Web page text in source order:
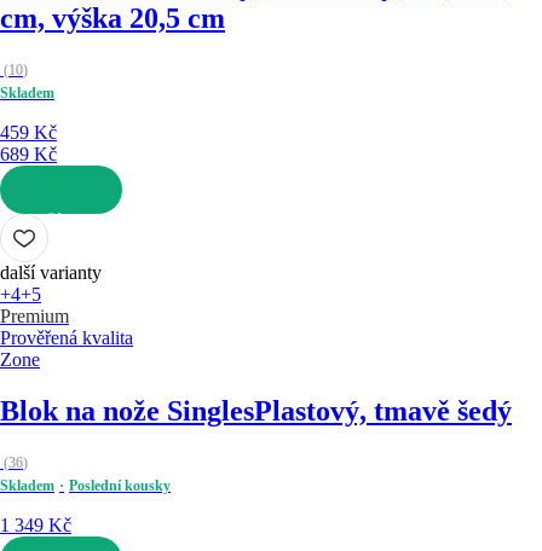
cm, výška 20,5 cm
(10)
Skladem
459 Kč
689 Kč
DO KOŠÍKU
další varianty
+4+5
Premium
Prověřená kvalita
Zone
Blok na nože SinglesPlastový, tmavě šedý
(36)
Skladem
Poslední kousky
1 349 Kč